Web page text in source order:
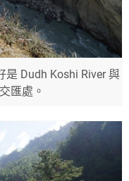
Dudh Koshi River 與
匯處。